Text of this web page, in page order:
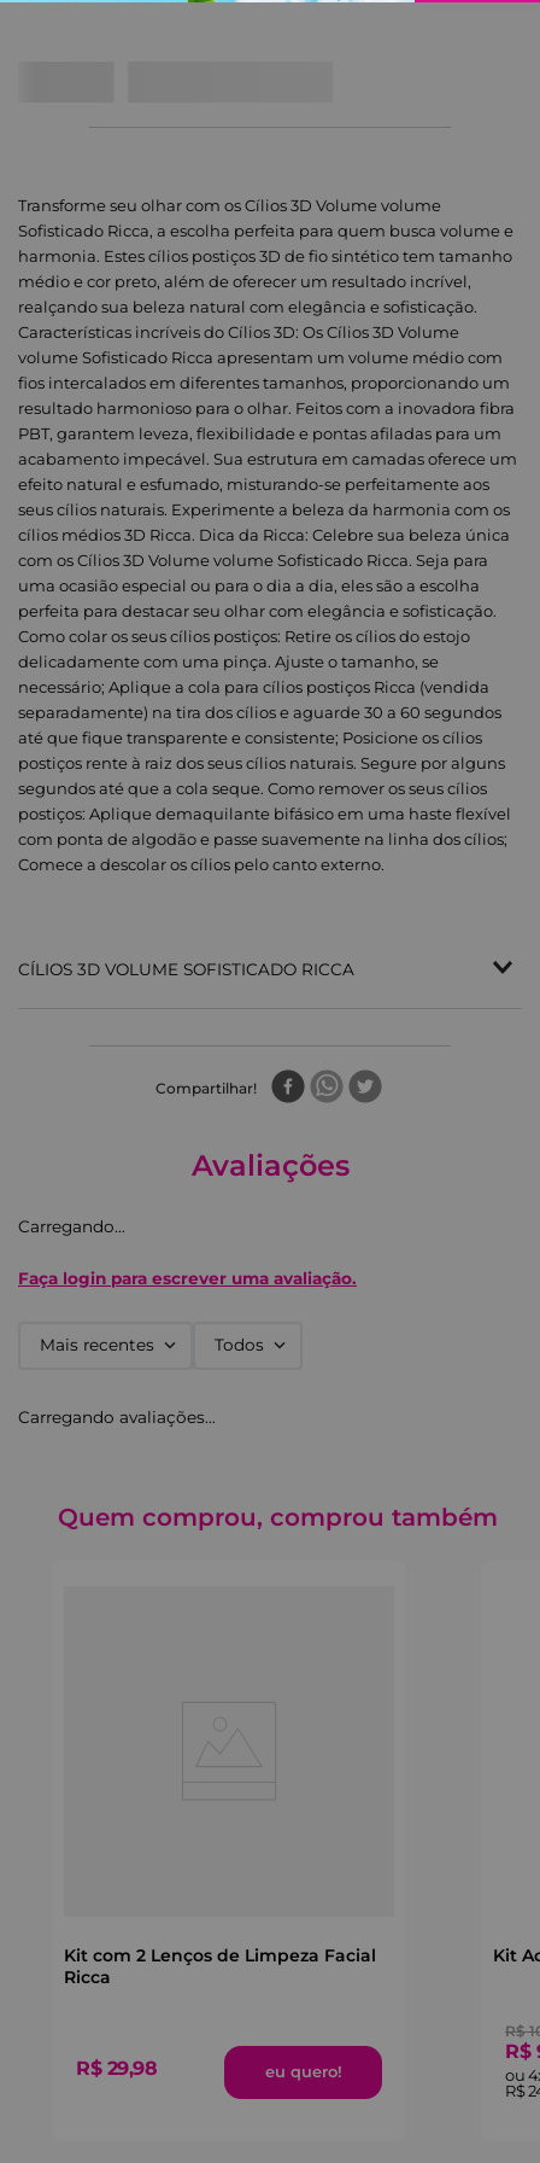
Transforme seu olhar com os Cílios 3D Volume volume
Sofisticado Ricca, a escolha perfeita para quem busca volume e
harmonia. Estes cílios postiços 3D de fio sintético tem tamanho
médio e cor preto, além de oferecer um resultado incrível,
realçando sua beleza natural com elegância e sofisticação.
Características incríveis do Cílios 3D: Os Cílios 3D Volume
volume Sofisticado Ricca apresentam um volume médio com
fios intercalados em diferentes tamanhos, proporcionando um
resultado harmonioso para o olhar. Feitos com a inovadora fibra
PBT, garantem leveza, flexibilidade e pontas afiladas para um
acabamento impecável. Sua estrutura em camadas oferece um
efeito natural e esfumado, misturando-se perfeitamente aos
seus cílios naturais. Experimente a beleza da harmonia com os
cílios médios 3D Ricca. Dica da Ricca: Celebre sua beleza única
com os Cílios 3D Volume volume Sofisticado Ricca. Seja para
uma ocasião especial ou para o dia a dia, eles são a escolha
perfeita para destacar seu olhar com elegância e sofisticação.
Como colar os seus cílios postiços: Retire os cílios do estojo
delicadamente com uma pinça. Ajuste o tamanho, se
necessário; Aplique a cola para cílios postiços Ricca (vendida
separadamente) na tira dos cílios e aguarde 30 a 60 segundos
até que fique transparente e consistente; Posicione os cílios
postiços rente à raiz dos seus cílios naturais. Segure por alguns
segundos até que a cola seque. Como remover os seus cílios
postiços: Aplique demaquilante bifásico em uma haste flexível
com ponta de algodão e passe suavemente na linha dos cílios;
Comece a descolar os cílios pelo canto externo.
CÍLIOS 3D VOLUME SOFISTICADO RICCA
MARCA: RiccaCompartilhar
Avaliações
Carregando…
Faça login para escrever uma avaliação.
Mais recentes Todos
Carregando avaliações…
Quem comprou, comprou também
Kit com 2 Lenços de Limpeza Facial
Ricca
R$ 29,98
Kit
R$
R$
ou4
R$